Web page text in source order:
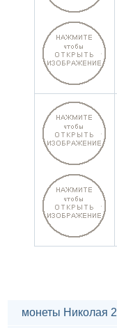
монеты Николая 2